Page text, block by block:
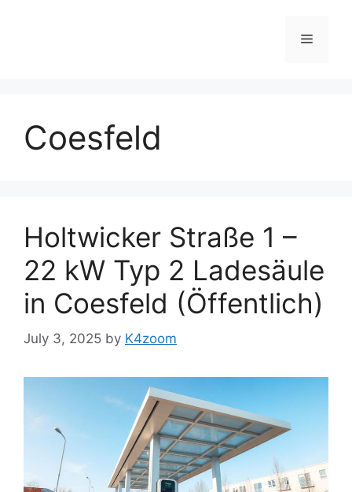
Menu
Coesfeld
Holtwicker Straße 1 –
22 kW Typ 2 Ladesäule
in Coesfeld (Öffentlich)
July 3, 2025 by K4zoom